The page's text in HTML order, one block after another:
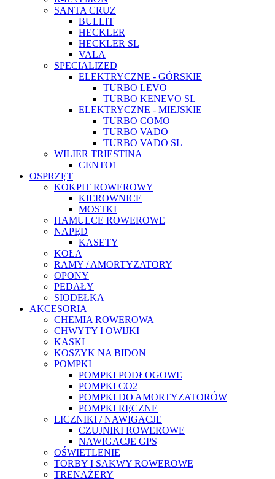
SANTA CRUZ
BULLIT
HECKLER
HECKLER SL
VALA
SPECIALIZED
ELEKTRYCZNE - GÓRSKIE
TURBO LEVO
TURBO KENEVO SL
ELEKTRYCZNE - MIEJSKIE
TURBO COMO
TURBO VADO
TURBO VADO SL
WILIER TRIESTINA
CENTO1
OSPRZĘT
KOKPIT ROWEROWY
KIEROWNICE
MOSTKI
HAMULCE ROWEROWE
NAPĘD
KASETY
KOŁA
RAMY / AMORTYZATORY
OPONY
PEDAŁY
SIODEŁKA
AKCESORIA
CHEMIA ROWEROWA
CHWYTY I OWIJKI
KASKI
KOSZYK NA BIDON
POMPKI
POMPKI PODŁOGOWE
POMPKI CO2
POMPKI DO AMORTYZATORÓW
POMPKI RĘCZNE
LICZNIKI / NAWIGACJE
CZUJNIKI ROWEROWE
NAWIGACJE GPS
OŚWIETLENIE
TORBY I SAKWY ROWEROWE
TRENAŻERY